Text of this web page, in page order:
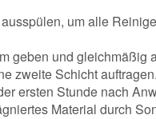
um alle
geben und gleichmäßig
zweite Schicht auftragen.
ersten Stunde nach
Material durch